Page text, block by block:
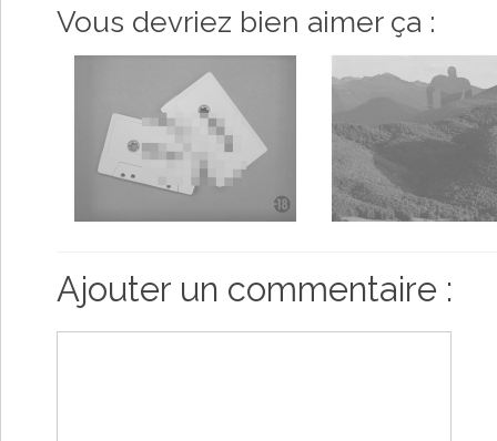
Vous devriez bien aimer ça :
Ajouter un commentaire :